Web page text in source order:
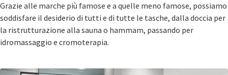
Grazie alle marche più famose e a quelle meno famose, possiamo
soddisfare il desiderio di tutti e di tutte le tasche, dalla doccia per
la ristrutturazione alla sauna o hammam, passando per
idromassaggio e cromoterapia.